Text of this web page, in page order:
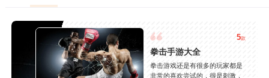
5款
拳击手游大全
拳击游戏还是有很多的玩家都是
非常的喜欢尝试的，很是刺激，